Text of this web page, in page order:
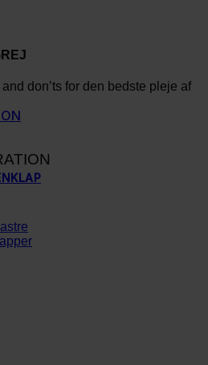
don’ts for den bedste pleje af